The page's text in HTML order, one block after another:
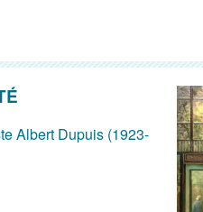
Albert Dupuis (1923-